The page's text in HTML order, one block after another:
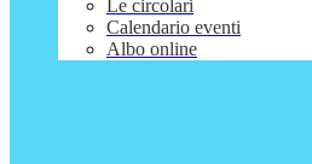
Le circolari
Calendario eventi
Albo online